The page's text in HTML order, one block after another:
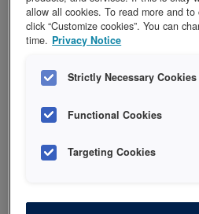
luftrensere i tannklinikker.
Vi er derfor glade for å
Cleanic ™ 500
tannklinikker. Systemet
og andre urenheter fra
skape et tryggere miljø for
pasienter.
pasientbehandlingen, det er
allow all cookies. To read more and to
click “Customize cookies”. You can
time. Privacy Notice
Strictly Necessary Cookies
Functional Cookies
Targeting Cookies